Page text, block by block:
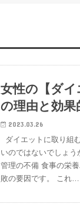
女性の【ダ
の理由と効果
2023.03.26
ダイエットに取り組
いのではないでしょ
管理の不備 食事の栄
敗の要因です。 これ…